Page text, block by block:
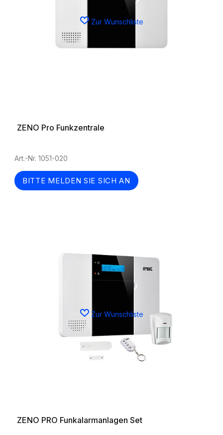
Zur Wunschliste
ZENO Pro Funkzentrale
Art.-Nr. 1051-020
BITTE MELDEN SIE SICH AN
Zur Wunschliste
ZENO PRO Funkalarmanlagen Set